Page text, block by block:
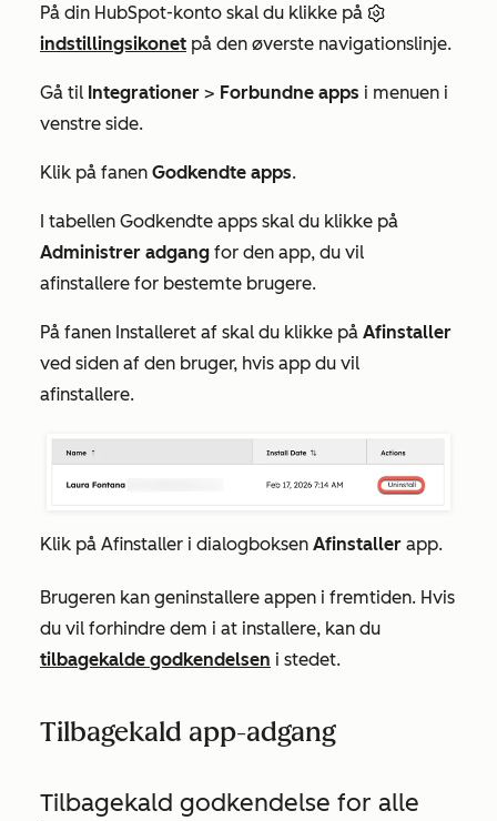
På din HubSpot-konto skal du klikke på
indstillingsikonet på den øverste navigationslinje.
Gå til Integrationer > Forbundne apps i menuen i
venstre side.
Klik på fanen Godkendte apps.
I tabellen Godkendte apps skal du klikke på
Administrer adgang for den app, du vil
afinstallere for bestemte brugere.
På fanen Installeret af skal du klikke på Afinstaller
ved siden af den bruger, hvis app du vil
afinstallere.
Klik på Afinstaller i dialogboksen Afinstaller app.
Brugeren kan geninstallere appen i fremtiden. Hvis
du vil forhindre dem i at installere, kan du
tilbagekalde godkendelsen i stedet.
Tilbagekald app-adgang
Tilbagekald godkendelse for alle